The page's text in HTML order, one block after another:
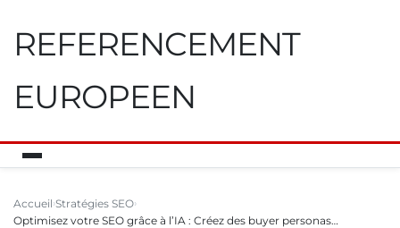
REFERENCEMENT
EUROPEEN
Accueil Stratégies SEO
Optimisez votre SEO grâce à l’IA : Créez des buyer personas…